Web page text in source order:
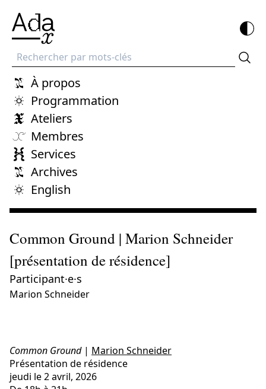
Recherche
À propos
Programmation
Ateliers
Membres
Services
Archives
English
Common Ground | Marion Schneider
[présentation de résidence]
Participant·e·s
Marion Schneider
Common Ground| Marion Schneider
Présentation de résidence
jeudi le 2 avril, 2026